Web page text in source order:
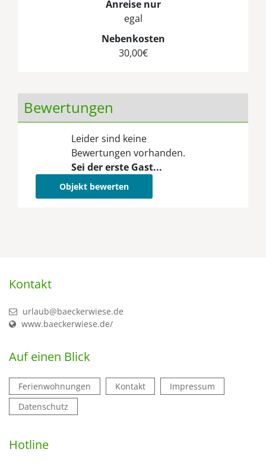
Anreise nur
egal
Nebenkosten
30,00€
Bewertungen
Leider sind keine
Bewertungen vorhanden.
Sei der erste Gast...
Objekt bewerten
Kontakt
urlaub@baeckerwiese.de
www.baeckerwiese.de/
Auf einen Blick
Ferienwohnungen Kontakt
Impressum
Datenschutz
Hotline